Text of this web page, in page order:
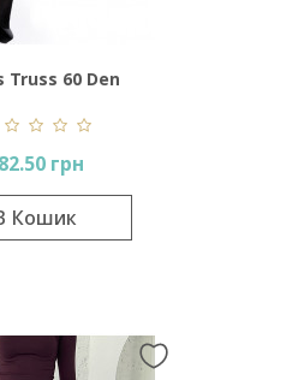
Truss 60 Den
грн
Кошик